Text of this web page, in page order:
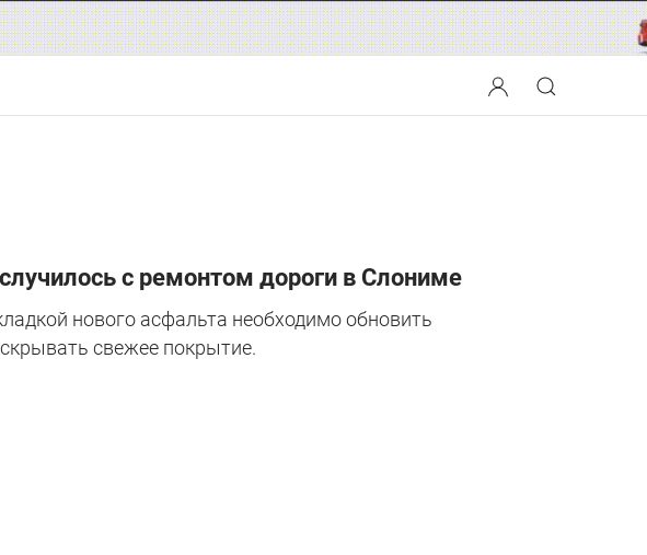
с ремонтом дороги в Слониме
нового асфальта необходимо обновить
свежее покрытие.